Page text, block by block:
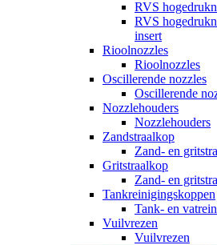
RVS
RVS
insert
Rioolnozzles
Rioolnozzles
Oscillerende nozzles
Oscillerende
Nozzlehouders
Nozzlehouders
Zandstraalkop
Zand- en
Gritstraalkop
Zand- en
Tankreinigingskoppen
Tank- en
Vuilvrezen
Vuilvrezen